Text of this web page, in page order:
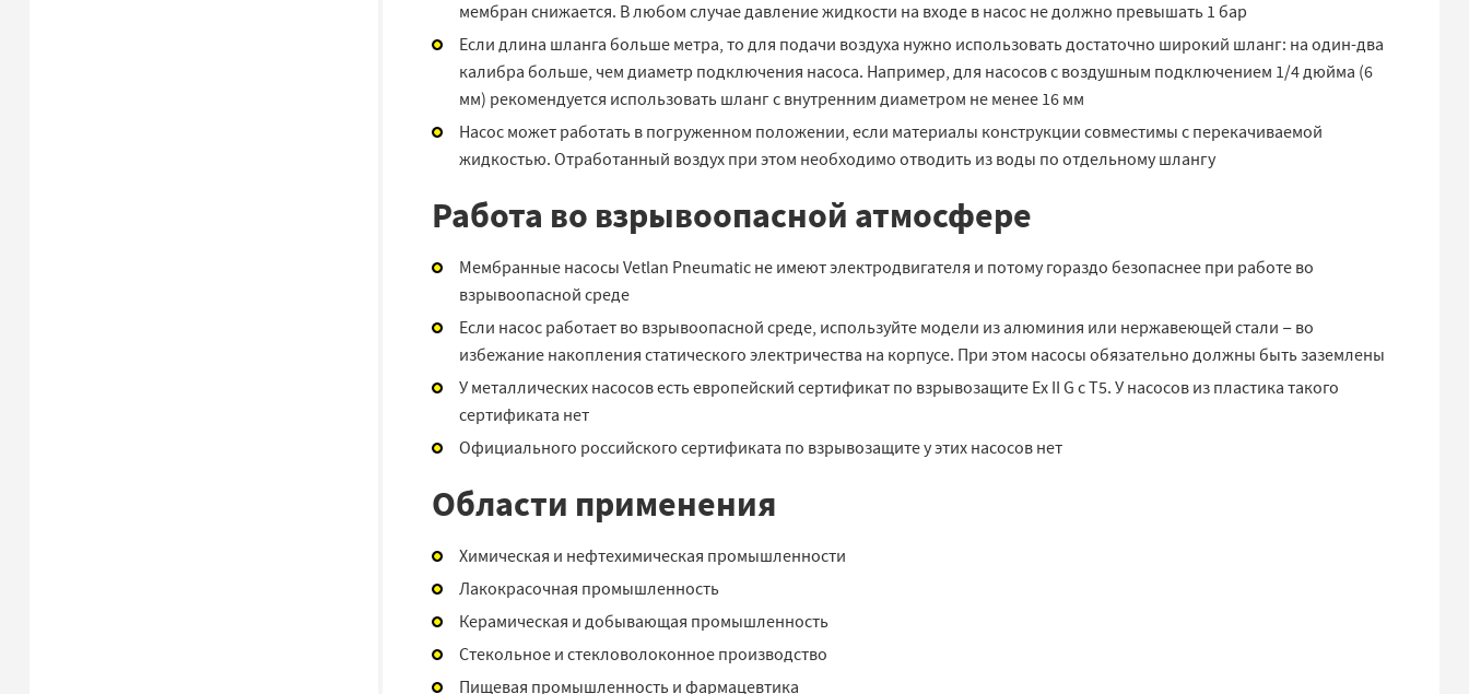
мембран снижается. В любом случае давление жидкости на входе в насос не должно превышать 1 бар
Если длина шланга больше метра, то для подачи воздуха нужно использовать достаточно широкий шланг: на один-два
калибра больше, чем диаметр подключения насоса. Например, для насосов с воздушным подключением 1/4 дюйма (6
мм) рекомендуется использовать шланг с внутренним диаметром не менее 16 мм
Насос может работать в погруженном положении, если материалы конструкции совместимы с перекачиваемой
жидкостью. Отработанный воздух при этом необходимо отводить из воды по отдельному шлангу
Работа во взрывоопасной атмосфере
Мембранные насосы Vetlan Pneumatic не имеют электродвигателя и потому гораздо безопаснее при работе во
взрывоопасной среде
Если насос работает во взрывоопасной среде, используйте модели из алюминия или нержавеющей стали − во
избежание накопления статического электричества на корпусе. При этом насосы обязательно должны быть заземлены
У металлических насосов есть европейский сертификат по взрывозащите Ex II G c T5. У насосов из пластика такого
сертификата нет
Официального российского сертификата по взрывозащите у этих насосов нет
Области применения
Химическая и нефтехимическая промышленности
Лакокрасочная промышленность
Керамическая и добывающая промышленность
Стекольное и стекловолоконное производство
Пищевая промышленность и фармацевтика